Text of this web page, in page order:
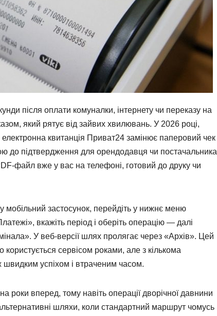
після оплати комуналки, інтернету чи переказу на
який рятує від зайвих хвилювань. У 2026 році,
квитанція Приват24 замінює паперовий чек
до підтвердження для орендодавця чи постачальника
файл вже у вас на телефоні, готовий до друку чи
мобільний застосунок, перейдіть у нижнє меню
вкажіть період і оберіть операцію — далі
У веб-версії шлях пролягає через «Архів». Цей
сервісом роками, але з кількома
успіхом і втраченим часом.
роки вперед, тому навіть операції дворічної давнини
шляхи, коли стандартний маршрут чомусь